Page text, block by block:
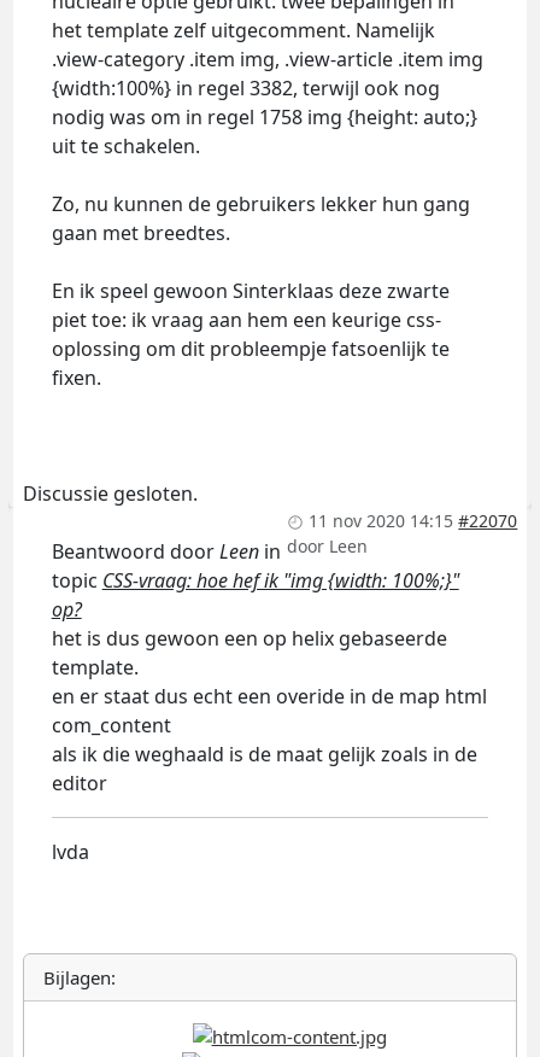
het template zelf uitgecomment. Namelijk
.view-category .item img, .view-article .item img
{width:100%} in regel 3382, terwijl ook nog
nodig was om in regel 1758 img {height: auto;}
uit te schakelen.
Zo, nu kunnen de gebruikers lekker hun gang
gaan met breedtes.
En ik speel gewoon Sinterklaas deze zwarte
piet toe: ik vraag aan hem een keurige css-
oplossing om dit probleempje fatsoenlijk te
fixen.
Discussie gesloten.
11 nov 2020 14:15 #22070
door Leen
Beantwoord doorLeenin
topic CSS-vraag: hoe hef ik "img {width: 100%;}"
op?
het is dus gewoon een op helix gebaseerde
template.
en er staat dus echt een overide in de map html
com_content
als ik die weghaald is de maat gelijk zoals in de
editor
lvda
Bijlagen: